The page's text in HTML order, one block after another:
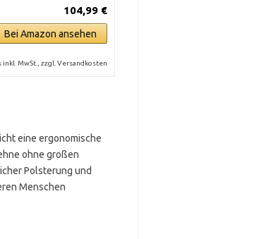
104,99 €
Bei Amazon ansehen
inkl. MwSt., zzgl. Versandkosten
eine ergonomische
ohne großen
Polsterung und
Menschen